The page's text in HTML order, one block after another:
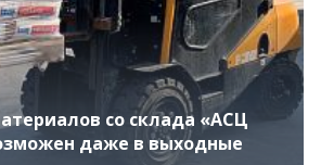
со склада «АСЦ
даже в выходные